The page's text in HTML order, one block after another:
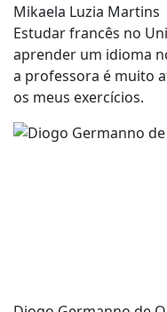
Mikaela Luzia Martins
Estudar francês no
aprender um idioma
a professora é muito
os meus exercícios.